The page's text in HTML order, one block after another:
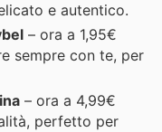
e autentico.
– ora a 1,95€
sempre con te, per
– ora a 4,99€
perfetto per